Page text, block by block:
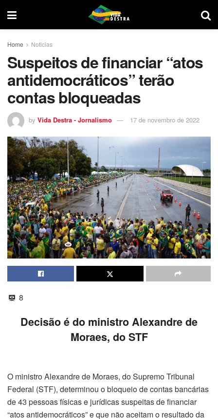
Home Noticias
Suspeitos de financiar “atos
antidemocráticos” terão
contas bloqueadas
by Vida Destra - Jornalismo 17 de novembro de 2022
8
Decisão é do ministro Alexandre de
Moraes, do STF
O ministro Alexandre de Moraes, do Supremo Tribunal
Federal (STF), determinou o bloqueio de contas bancárias
de 43 pessoas físicas e jurídicas suspeitas de financiar
“atos antidemocráticos” e que não aceitam o resultado da